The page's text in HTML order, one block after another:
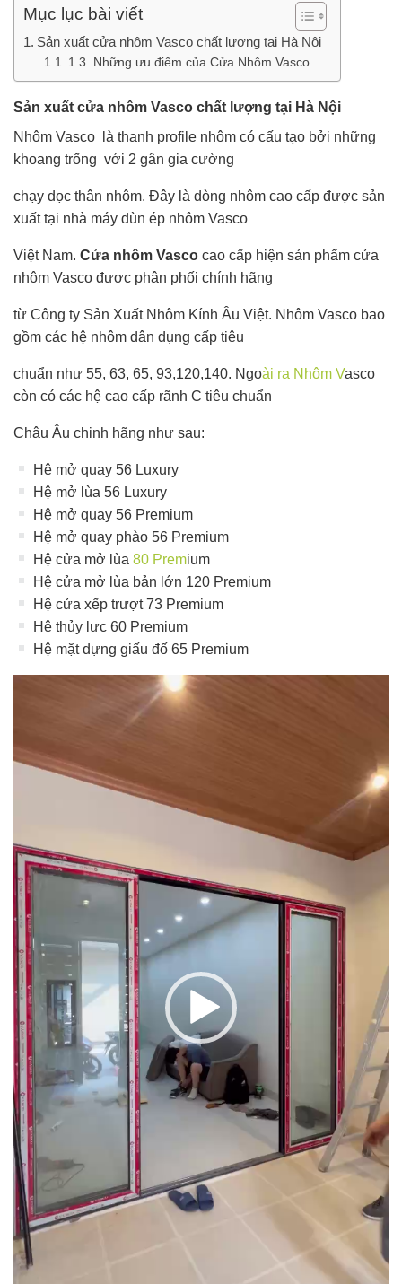
Mục lục bài viết
Sản xuất cửa nhôm Vasco chất lượng tại Hà Nội
1.3. Những ưu điểm của Cửa Nhôm Vasco .
Sản xuất cửa nhôm Vasco chất lượng tại Hà Nội
Nhôm Vasco là thanh profile nhôm có cấu tạo bởi những
khoang trống với 2 gân gia cường
chạy dọc thân nhôm. Đây là dòng nhôm cao cấp được sản
xuất tại nhà máy đùn ép nhôm Vasco
Việt Nam. Cửa nhôm Vasco cao cấp hiện sản phẩm cửa
nhôm Vasco được phân phối chính hãng
từ Công ty Sản Xuất Nhôm Kính Âu Việt. Nhôm Vasco bao
gồm các hệ nhôm dân dụng cấp tiêu
chuẩn như 55, 63, 65, 93,120,140. Ngoài ra Nhôm Vasco
còn có các hệ cao cấp rãnh C tiêu chuẩn
Châu Âu chinh hãng như sau:
Hệ mở quay 56 Luxury
Hệ mở lùa 56 Luxury
Hệ mở quay 56 Premium
Hệ mở quay phào 56 Premium
Hệ cửa mở lùa 80 Premium
Hệ cửa mở lùa bản lớn 120 Premium
Hệ cửa xếp trượt 73 Premium
Hệ thủy lực 60 Premium
Hệ mặt dựng giấu đố 65 Premium